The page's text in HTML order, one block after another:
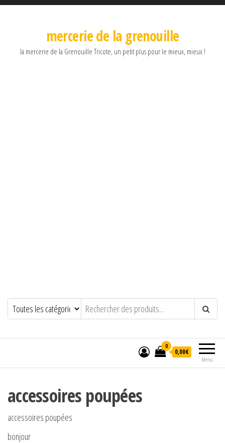
mercerie de la grenouille
la mercerie de la Grenouille Tricote, un petit plus pour le mieux, mieux !
Menu
0
0,00€
accessoires poupées
accessoires poupées
bonjour